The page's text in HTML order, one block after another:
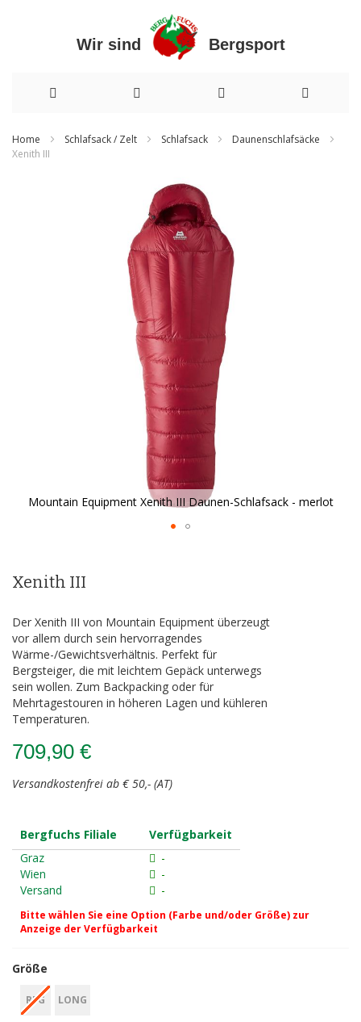
Wir sind Bergsport
zum
Home Schlafsack / Zelt Schlafsack
Daunenschlafsäcke
Xenith III
Mountain Equipment Xenith III Daunen-Schlafsack - merlot
der
Xenith III
Der Xenith III von Mountain Equipment überzeugt
vor allem durch sein hervorragendes
Wärme-/Gewichtsverhältnis. Perfekt für
Bergsteiger, die mit leichtem Gepäck unterwegs
sein wollen. Zum Backpacking oder für
Mehrtagestouren in höheren Lagen und kühleren
Temperaturen.
709,90 €
Versandkostenfrei ab € 50,- (AT)
Bergfuchs Filiale
Verfügbarkeit
Graz
-
Wien
-
Versand
-
Bitte wählen Sie eine Option (Farbe und/oder Größe) zur
Anzeige der Verfügbarkeit
Größe
REG LONG